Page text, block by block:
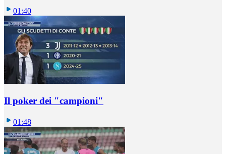
01:40
Il poker dei "campioni"
01:48